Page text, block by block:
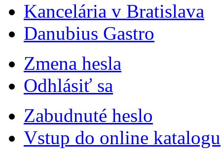
Kancelária v Bratislava
Danubius Gastro
Zmena hesla
Odhlásiť sa
Zabudnuté heslo
Vstup do online katalogu